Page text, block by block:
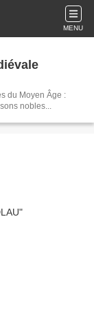
MENU
du Moyen Âge :
nobles...